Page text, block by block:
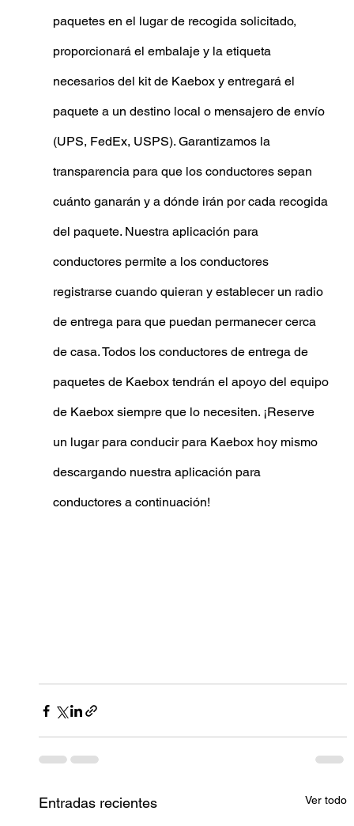
paquetes en el lugar de recogida solicitado,
proporcionará el embalaje y la etiqueta
necesarios del kit de Kaebox y entregará el
paquete a un destino local o mensajero de envío
(UPS, FedEx, USPS). Garantizamos la
transparencia para que los conductores sepan
cuánto ganarán y a dónde irán por cada recogida
del paquete. Nuestra aplicación para
conductores permite a los conductores
registrarse cuando quieran y establecer un radio
de entrega para que puedan permanecer cerca
de casa. Todos los conductores de entrega de
paquetes de Kaebox tendrán el apoyo del equipo
de Kaebox siempre que lo necesiten. ¡Reserve
un lugar para conducir para Kaebox hoy mismo
descargando nuestra aplicación para
conductores a continuación!
Entradas recientes Ver todo